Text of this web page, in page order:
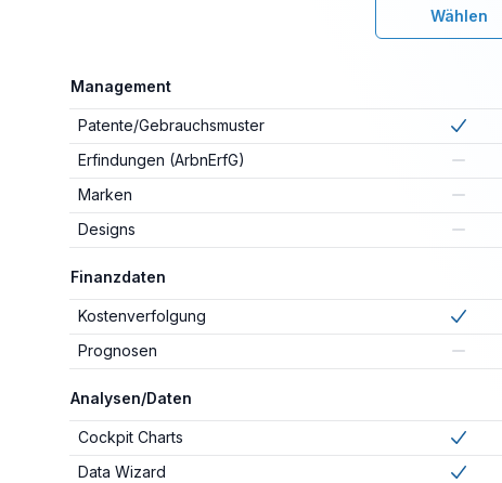
Wählen
Management
Patente/Gebrauchsmuster
Includedin
Erfindungen (ArbnErfG)
Not includedin
Marken
Not includedin
Designs
Not includedin
Finanzdaten
Kostenverfolgung
Includedin
Prognosen
Not includedin
Analysen/Daten
Cockpit Charts
Includedin
Data Wizard